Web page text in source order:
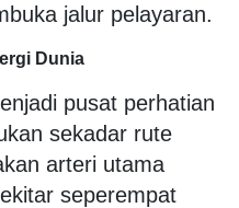
jalur pelayaran.
Dunia
pusat perhatian
sekadar rute
arteri utama
seperempat